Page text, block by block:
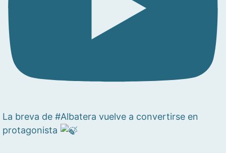
La breva de #Albatera vuelve a convertirse en
protagonista